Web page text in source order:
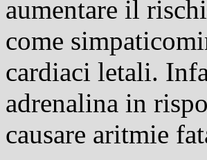
aumentare il
come
cardiaci letali.
adrenalina in
causare aritmie